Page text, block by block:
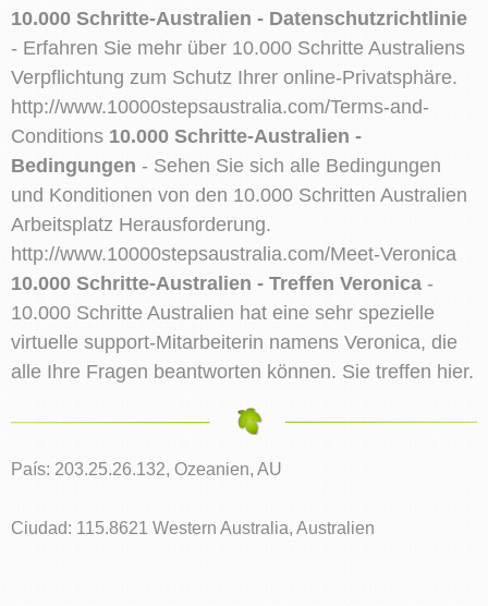
10.000 Schritte-Australien - Datenschutzrichtlinie
- Erfahren Sie mehr über 10.000 Schritte Australiens
Verpflichtung zum Schutz Ihrer online-Privatsphäre.
http://www.10000stepsaustralia.com/Terms-and-
Conditions 10.000 Schritte-Australien -
Bedingungen - Sehen Sie sich alle Bedingungen
und Konditionen von den 10.000 Schritten Australien
Arbeitsplatz Herausforderung.
http://www.10000stepsaustralia.com/Meet-Veronica
10.000 Schritte-Australien - Treffen Veronica -
10.000 Schritte Australien hat eine sehr spezielle
virtuelle support-Mitarbeiterin namens Veronica, die
alle Ihre Fragen beantworten können. Sie treffen hier.
País: 203.25.26.132, Ozeanien, AU
Ciudad: 115.8621 Western Australia, Australien